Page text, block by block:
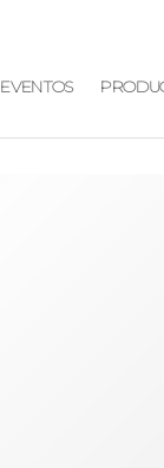
EVENTOS